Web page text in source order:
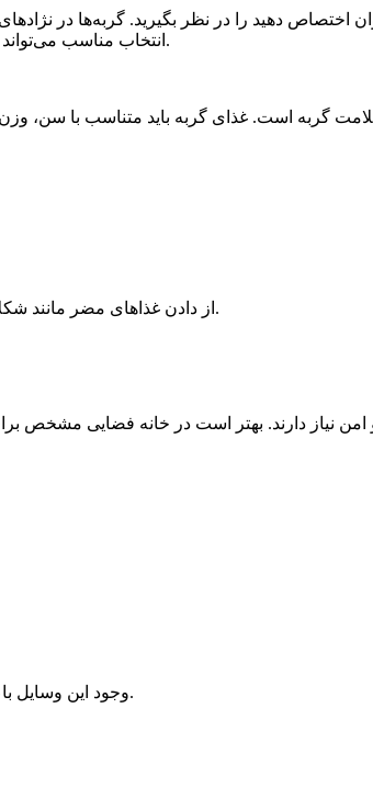
دهید را در نظر بگیرید. گربه‌ها در
انتخاب مناسب می‌تواند تجربه بهتری برای شما و حیوان خانگی‌تان رقم بزند.
از دادن غذاهای مضر مانند شکلات، پیاز، سیر، انگور و استخوان مرغ خودداری کنید.
وجود این وسایل باعث افزایش آرامش و کاهش استرس گربه می‌شود.